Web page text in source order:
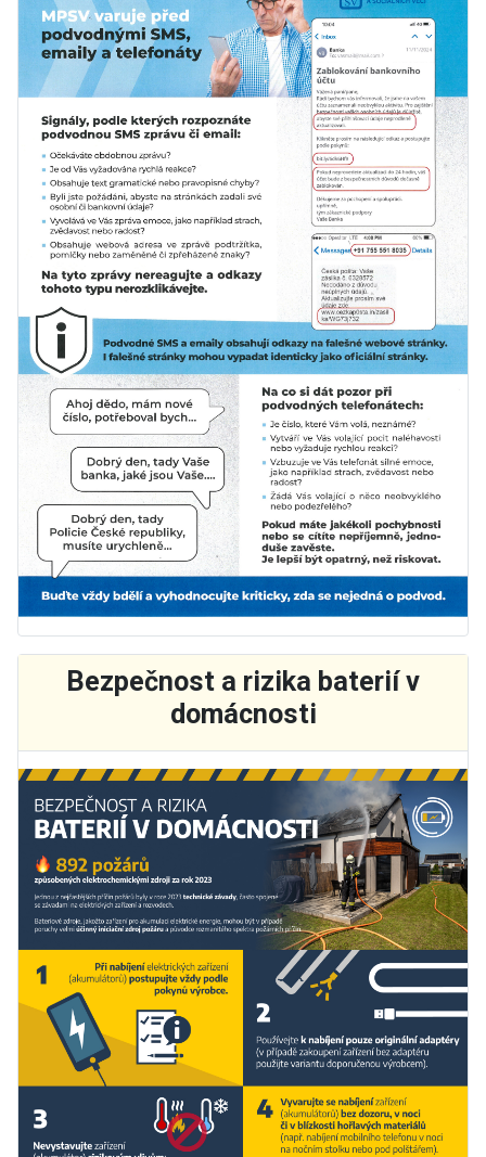
Bezpečnost a rizika baterií v
domácnosti
Základní údaje